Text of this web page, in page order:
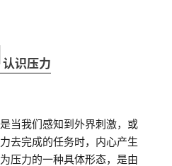
认识压力
当我们感知到外界刺激，或
去完成的任务时，内心产生
压力的一种具体形态，是由